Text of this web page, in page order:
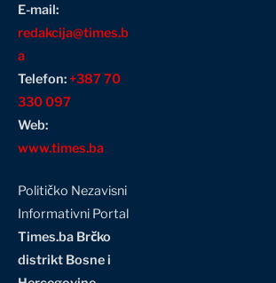
E-mail:
redakcija@times.b
a
Telefon:+387 70
330 097
Web:
www.times.ba
Političko Nezavisni
Informativni Portal
Times.ba Brčko
distrikt Bosne i